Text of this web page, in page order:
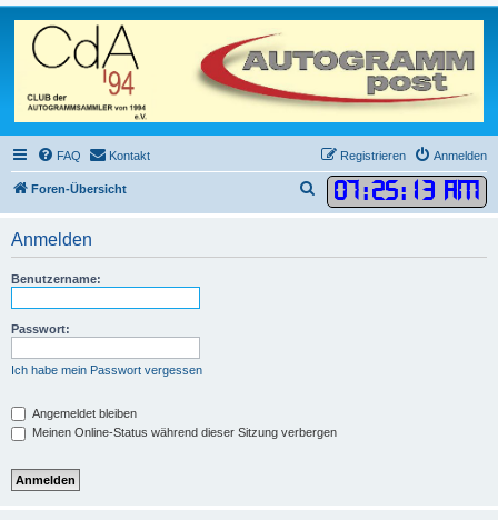
FAQ Kontakt Anmelden
Registrieren
Foren-Übersicht 07:25: 13 AM
u
Anmelden
Benutzername:
Passwort:
Ich habe mein Passwort vergessen
Angemeldet bleiben
Meinen Online-Status während dieser Sitzung verbergen